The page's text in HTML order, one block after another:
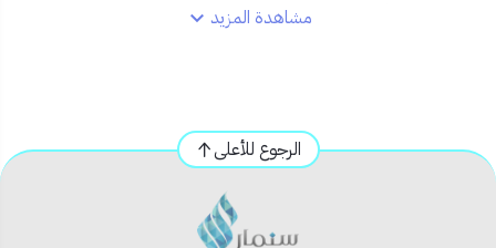
داخل المنزل أو في الأماكن الخارجية.
🧱تصنيع عالي الجودةمن النحاس المطلي بالكروم
لمتانة ولمعان طويل الأمد.
باستخدام مفاتيح منفصلة.
– سهل التثبيت على معظم
مشاهدة المزيد
الرجوع للأعلى